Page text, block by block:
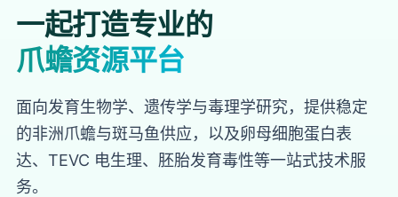
一起打造专业的
爪蟾资源平台
面向发育生物学、遗传学与毒理学研究，提供稳定
的非洲爪蟾与斑马鱼供应，以及卵母细胞蛋白表
达、TEVC 电生理、胚胎发育毒性等一站式技术服
务。